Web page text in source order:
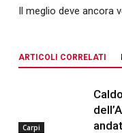
Il meglio deve ancora
ARTICOLI CORRELATI
Carpi